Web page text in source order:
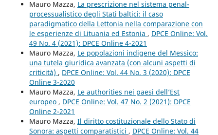
Mauro Mazza, La prescrizione nel sistema penal-
processualistico degli Stati baltici: il caso
paradigmatico della Lettonia nella comparazione con
le esperienze di Lituania ed Estonia , DPCE Online: Vol.
49 No. 4 (2021): DPCE Online 4-2021
Mauro Mazza, Le popolazioni indigene del Messico:
una tutela giuridica avanzata (con alcuni aspetti di
criticità) , DPCE Online: Vol. 44 No. 3 (2020): DPCE
Online 3-2020
Mauro Mazza, Le authorities nei paesi dell’Est
europeo , DPCE Online: Vol. 47 No. 2 (2021): DPCE
Online 2-2021
Mauro Mazza, Il diritto costituzionale dello Stato di
Sonora: aspetti comparatistici , DPCE Online: Vol. 44